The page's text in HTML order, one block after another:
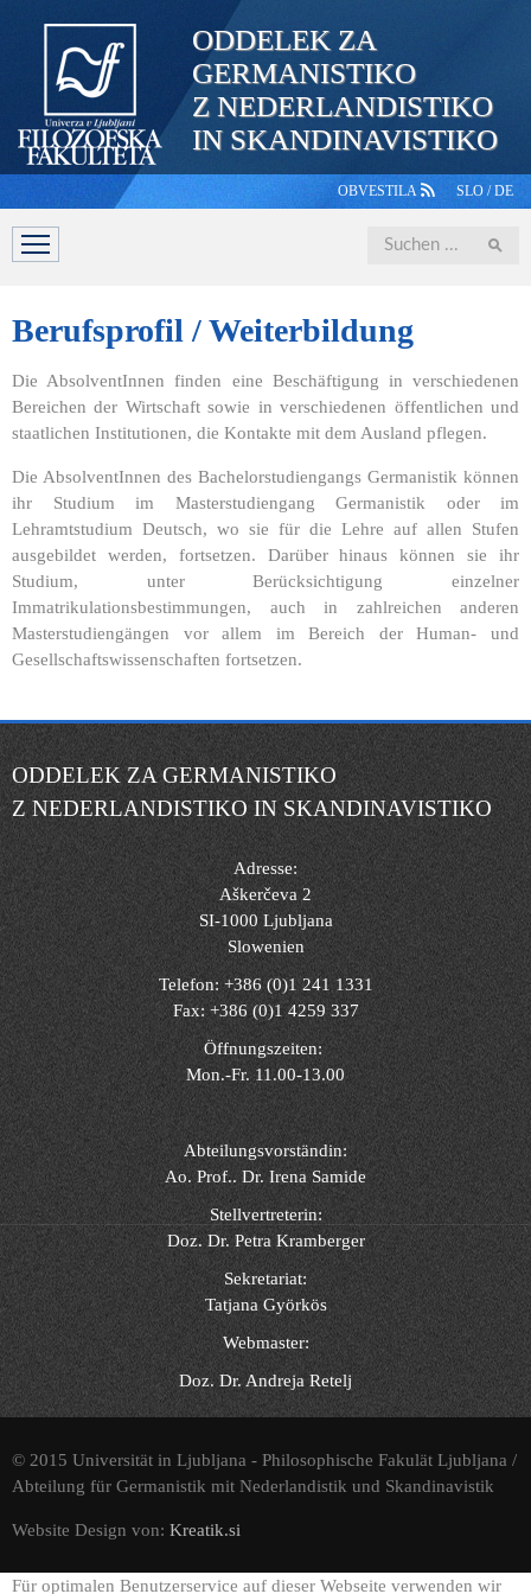
ODDELEK ZA
GERMANISTIKO
Z NEDERLANDISTIKO
IN SKANDINAVISTIKO
OBVESTILA SLO /DE
ABTEILUNG STUDIERENDE
Iskanje
Berufsprofil / Weiterbildung
Die AbsolventInnen finden eine Beschäftigung in verschiedenen
Bereichen der Wirtschaft sowie in verschiedenen öffentlichen und
staatlichen Institutionen, die Kontakte mit dem Ausland pflegen.
Die AbsolventInnen des Bachelorstudiengangs Germanistik können
ihr Studium im Masterstudiengang Germanistik oder im
Lehramtstudium Deutsch, wo sie für die Lehre auf allen Stufen
ausgebildet werden, fortsetzen. Darüber hinaus können sie ihr
Studium, unter Berücksichtigung einzelner
Immatrikulationsbestimmungen, auch in zahlreichen anderen
Masterstudiengängen vor allem im Bereich der Human- und
Gesellschaftswissenschaften fortsetzen.
ODDELEK ZA GERMANISTIKO
Z NEDERLANDISTIKO IN SKANDINAVISTIKO
Adresse:
Aškerčeva 2
SI-1000 Ljubljana
Slowenien
Telefon: +386 (0)1 241 1331
Fax: +386 (0)1 4259 337
Öffnungszeiten:
Mon.-Fr. 11.00-13.00
Abteilungsvorständin:
Ao. Prof.. Dr. Irena Samide
Stellvertreterin:
Doz. Dr. Petra Kramberger
Sekretariat:
Tatjana Györkös
Webmaster:
Doz. Dr. Andreja Retelj
© 2015 Universität in Ljubljana - Philosophische Fakulät Ljubljana /
Abteilung für Germanistik mit Nederlandistik und Skandinavistik
Website Design von: Kreatik.si
Für optimalen Benutzerservice auf dieser Webseite verwenden wir